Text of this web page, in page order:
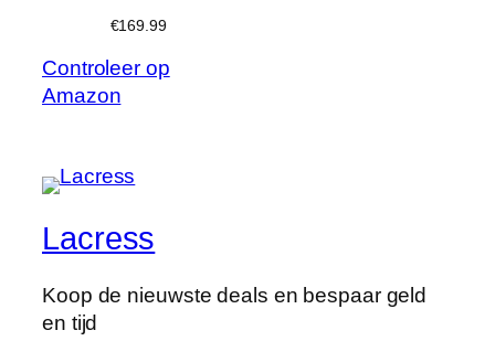
€169.99
Controleer op
Amazon
Lacress
Koop de nieuwste deals en bespaar geld
en tijd